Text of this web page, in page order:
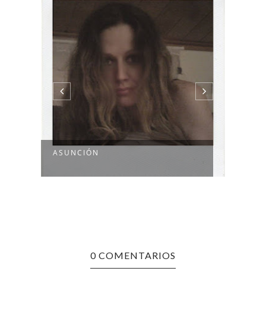
ASUNCIÓN
0 COMENTARIOS